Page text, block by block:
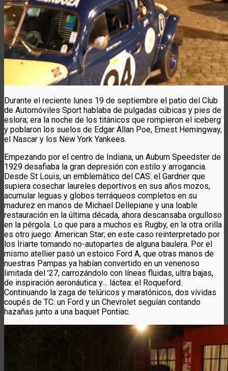
Durante el reciente lunes 19 de septiembre el patio del Club
de Automóviles Sport hablaba de pulgadas cúbicas y pies de
eslora; era la noche de los titánicos que rompieron el iceberg
y poblaron los suelos de Edgar Allan Poe, Ernest Hemingway,
el Nascar y los New York Yankees.
Empezando por el centro de Indiana, un Auburn Speedster de
1929 desafiaba la gran depresión con estilo y arrogancia.
Desde St Louis, un emblemático del CAS: el Gardner que
supiera cosechar laureles deportivos en sus años mozos,
acumular leguas y globos terráqueos completos en su
madurez en manos de Michael Dellepiane y una loable
restauración en la última década, ahora descansaba orgulloso
en la pérgola. Lo que para a muchos es Rugby, en la otra orilla
es otro juego: American Star; en este caso reinterpretado por
los Iriarte tomando no-autopartes de alguna baulera. Por el
mismo atellier pasó un estoico Ford A, que otras manos de
nuestras Pampas ya habían convertido en un venenoso
limitada del ’27, carrozándolo con líneas fluidas, ultra bajas,
de inspiración aeronáutica y… láctea: el Roqueford.
Continuando la zaga de telúricos y maratónicos, dos vívidas
coupés de TC: un Ford y un Chevrolet seguían contando
hazañas junto a una baquet Pontiac.